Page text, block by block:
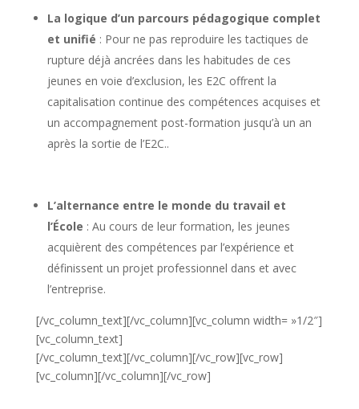
La logique d’un parcours pédagogique complet
et unifié : Pour ne pas reproduire les tactiques de
rupture déjà ancrées dans les habitudes de ces
jeunes en voie d’exclusion, les E2C offrent la
capitalisation continue des compétences acquises et
un accompagnement post-formation jusqu’à un an
après la sortie de l’E2C..
L’alternance entre le monde du travail et
l’École : Au cours de leur formation, les jeunes
acquièrent des compétences par l’expérience et
définissent un projet professionnel dans et avec
l’entreprise.
[/vc_column_text][/vc_column][vc_column width= »1/2″]
[vc_column_text]
[/vc_column_text][/vc_column][/vc_row][vc_row]
[vc_column][/vc_column][/vc_row]